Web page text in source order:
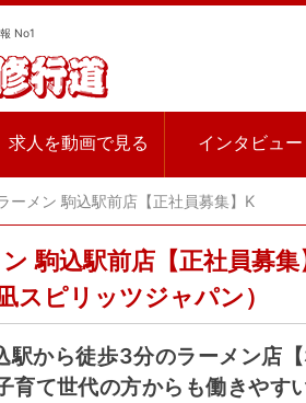
No1
求人を動画で見る インタビュー
ーメン 駒込駅前店【正社員募集】K
駒込駅前店【正社員募集
スピリッツジャパン）
から徒歩3分のラーメン店
育て世代の方からも働きやす